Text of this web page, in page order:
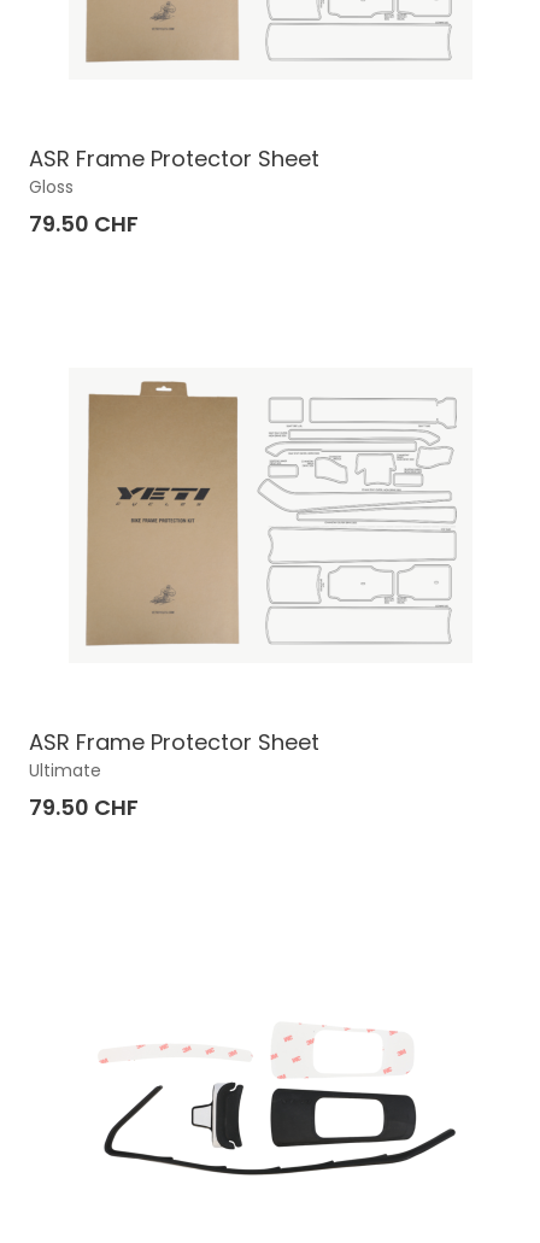
ASR Frame Protector Sheet
Gloss
79.50 CHF
ASR Frame Protector Sheet
Ultimate
79.50 CHF